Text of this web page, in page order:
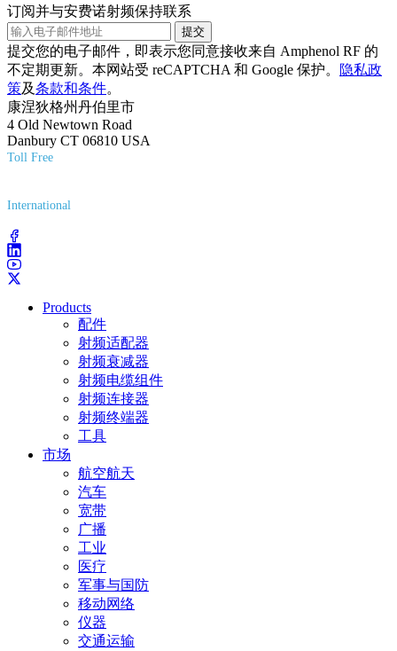
订阅并与安费诺射频保持联系
提交
提交您的电子邮件，即表示您同意接收来自 Amphenol RF 的
不定期更新。本网站受 reCAPTCHA 和 Google 保护。
隐私政
策及条款和条件。
康涅狄格州丹伯里市
4 Old Newtown Road
Danbury CT 06810 USA
Toll Free
International
Products
配件
射频适配器
射频衰减器
射频电缆组件
射频连接器
射频终端器
工具
市场
航空航天
汽车
宽带
广播
工业
医疗
军事与国防
移动网络
仪器
交通运输